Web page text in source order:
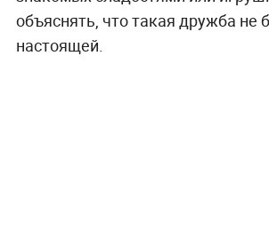
объяснять, что такая дружба не
настоящей.